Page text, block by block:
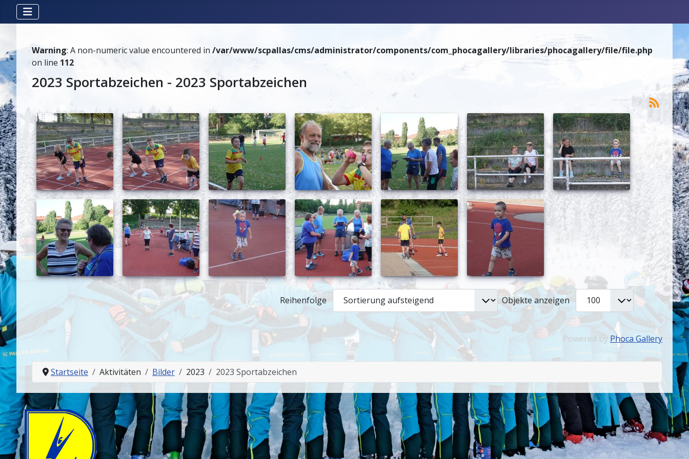
Warning: A non-numeric value encountered in /var/www/scpallas/cms/administrator/components/com_phocagallery/libraries/phocagallery/file/file.php
on line 112
2023 Sportabzeichen - 2023 Sportabzeichen
Reihenfolge Objekte anzeigen
Powered by Phoca Gallery
Startseite Aktivitäten Bilder 2023 2023 Sportabzeichen